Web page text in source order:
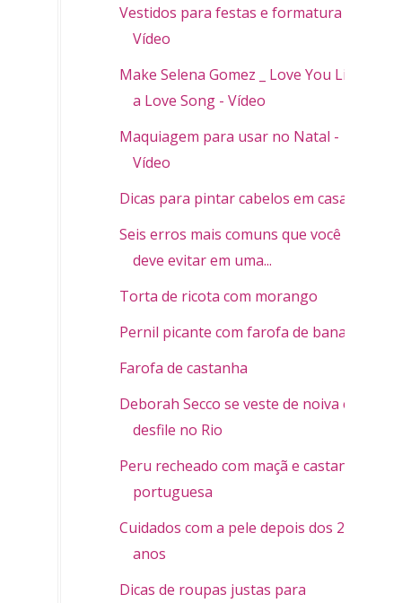
Vestidos para festas e formatura -
Vídeo
Make Selena Gomez _ Love You Like
a Love Song - Vídeo
Maquiagem para usar no Natal -
Vídeo
Dicas para pintar cabelos em casa
Seis erros mais comuns que você
deve evitar em uma...
Torta de ricota com morango
Pernil picante com farofa de banana
Farofa de castanha
Deborah Secco se veste de noiva em
desfile no Rio
Peru recheado com maçã e castanha
portuguesa
Cuidados com a pele depois dos 20
anos
Dicas de roupas justas para